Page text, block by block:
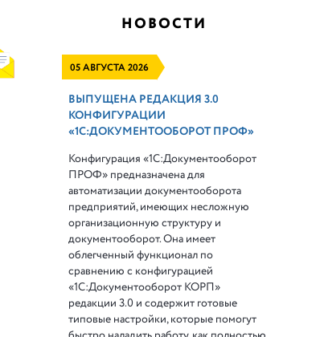
НОВОСТИ
05 АВГУСТА 2026
ВЫПУЩЕНА РЕДАКЦИЯ 3.0
КОНФИГУРАЦИИ
«1С:ДОКУМЕНТООБОРОТ ПРОФ»
Конфигурация «1С:Документооборот
ПРОФ» предназначена для
автоматизации документооборота
предприятий, имеющих несложную
организационную структуру и
документооборот. Она имеет
облегченный функционал по
сравнению с конфигурацией
«1С:Документооборот КОРП»
редакции 3.0 и содержит готовые
типовые настройки, которые помогут